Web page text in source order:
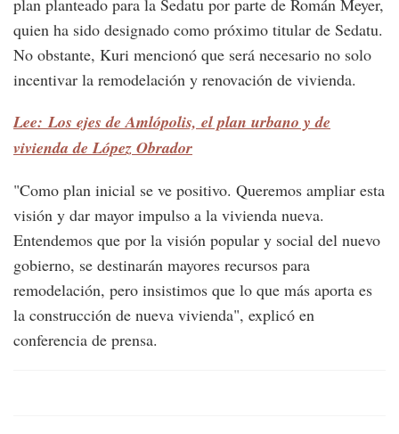
plan planteado para la Sedatu por parte de Román Meyer,
quien ha sido designado como próximo titular de Sedatu.
No obstante, Kuri mencionó que será necesario no solo
incentivar la remodelación y renovación de vivienda.
Lee: Los ejes de Amlópolis, el plan urbano y de
vivienda de López Obrador
"Como plan inicial se ve positivo. Queremos ampliar esta
visión y dar mayor impulso a la vivienda nueva.
Entendemos que por la visión popular y social del nuevo
gobierno, se destinarán mayores recursos para
remodelación, pero insistimos que lo que más aporta es
la construcción de nueva vivienda", explicó en
conferencia de prensa.